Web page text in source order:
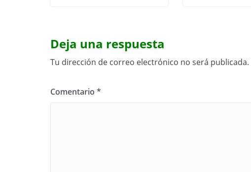
Deja una respuesta
Tu dirección de correo electrónico no será publicada.
Comentario *